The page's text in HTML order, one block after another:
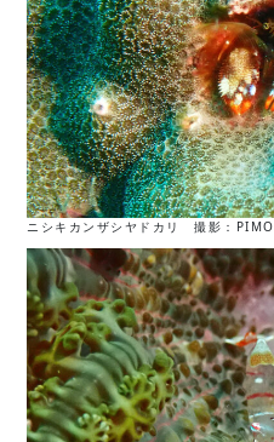
ニシキカンザシヤドカリ 撮影：PIMO